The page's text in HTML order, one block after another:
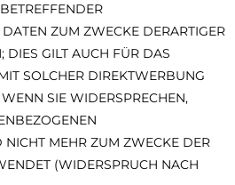
ZUM ZWECKE DERARTIGER
DIES GILT AUCH FÜR DAS
SOLCHER DIREKTWERBUNG
SIE WIDERSPRECHEN,
NICHT MEHR ZUM ZWECKE DER
(WIDERSPRUCH NACH